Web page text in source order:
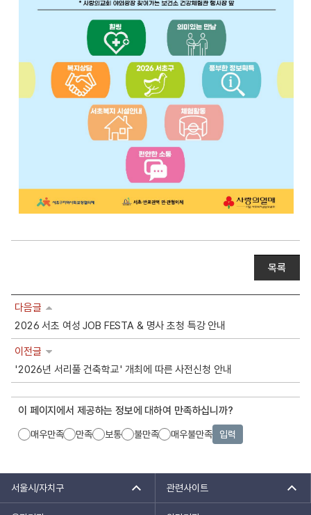
목록
다음글
2026 서초 여성 JOB FESTA & 명사 초청 특강 안내
이전글
'2026년 서리풀 건축학교' 개최에 따른 사전신청 안내
이 페이지에서 제공하는 정보에 대하여 만족하십니까?
매우만족 만족 보통 불만족 매우불만족 입력
서울시/자치구 관련사이트